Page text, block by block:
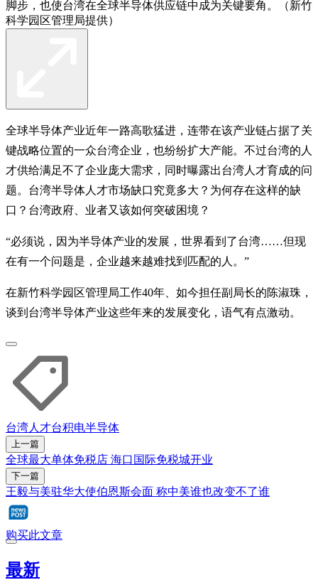
脚步，也使台湾在全球半导体供应链中成为关键要角。（新竹
科学园区管理局提供）
全球半导体产业近年一路高歌猛进，连带在该产业链占据了关
键战略位置的一众台湾企业，也纷纷扩大产能。不过台湾的人
才供给满足不了企业庞大需求，同时曝露出台湾人才育成的问
题。台湾半导体人才市场缺口究竟多大？为何存在这样的缺
口？台湾政府、业者又该如何突破困境？
“必须说，因为半导体产业的发展，世界看到了台湾……但现
在有一个问题是，企业越来越难找到匹配的人。”
在新竹科学园区管理局工作40年、如今担任副局长的陈淑珠，
谈到台湾半导体产业这些年来的发展变化，语气有点激动。
台湾人才台积电半导体
上一篇
全球最大单体免税店 海口国际免税城开业
下一篇
王毅与美驻华大使伯恩斯会面 称中美谁也改变不了谁
购买此文章
最新